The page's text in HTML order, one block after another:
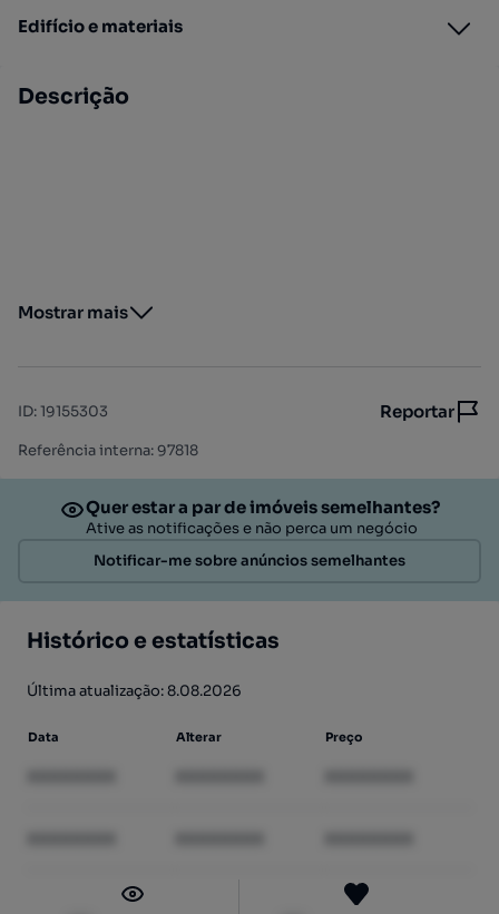
Edifício e materiais
Descrição
Mostrar mais
ID:19155303 Reportar
Referência interna: 97818
Quer estar a par de imóveis semelhantes?
Ative as notificações e não perca um negócio
Notificar-me sobre anúncios semelhantes
Histórico e estatísticas
Última atualização: 8.08.2026
Data Alterar Preço